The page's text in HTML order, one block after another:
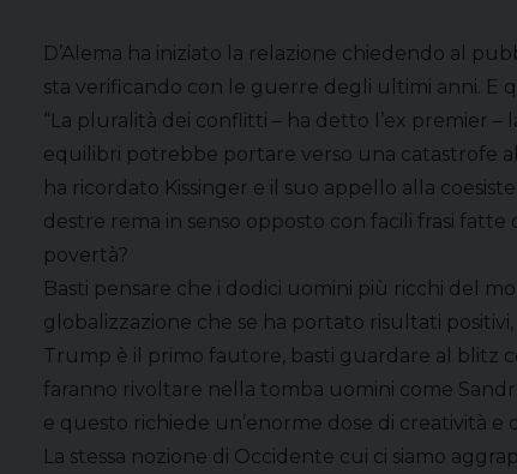
D’Alema ha iniziato la relazione chiedendo al
sta verificando con le guerre degli ultimi anni. E
“La pluralità dei conflitti – ha detto l’ex premier
equilibri potrebbe portare verso una catastrofe
ha ricordato Kissinger e il suo appello alla
destre rema in senso opposto con facili frasi
povertà?
Basti pensare che i dodici uomini più ricchi del
globalizzazione che se ha portato risultati
Trump è il primo fautore, basti guardare al blitz
faranno rivoltare nella tomba uomini come
e questo richiede un’enorme dose di creatività e
La stessa nozione di Occidente cui ci siamo